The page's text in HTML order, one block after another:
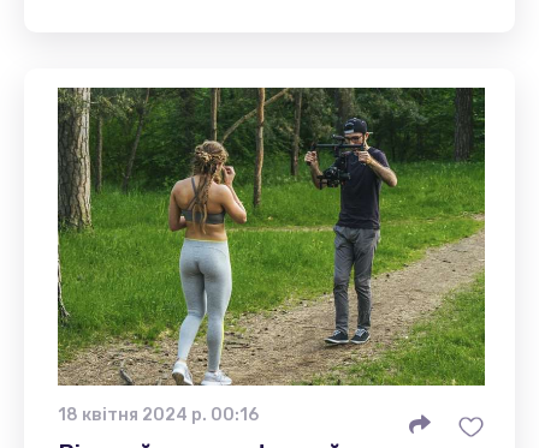
18 квітня 2024 р. 00:16